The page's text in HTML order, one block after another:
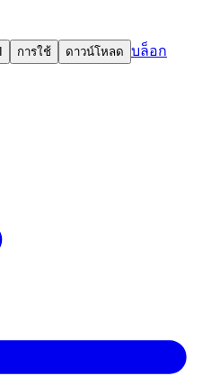
การใช้ ดาวน์โหลด บล็อก